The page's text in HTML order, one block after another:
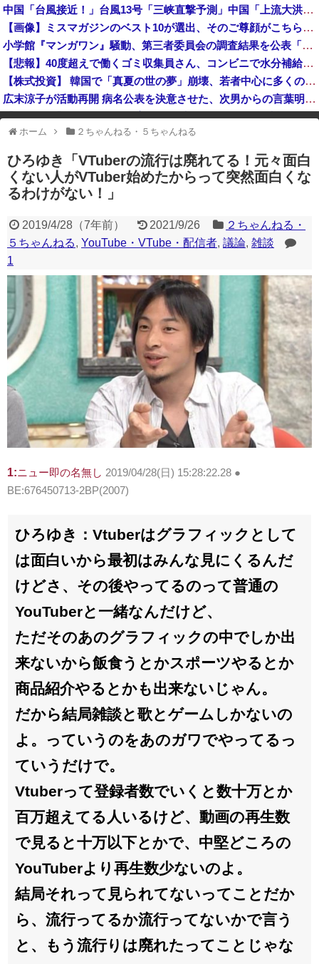
中国「台風接近！」台風13号「三峡直撃予測」中国「上流大洪水！（三峡上流」中国都市「8/5の映像（動画」三峡ダム「緊急放流（決壊危機」中国「下流大水害（震え声」→
【画像】ミスマガジンのベスト10が選出、そのご尊顔がこちらｗｗｗｗｗｗ
小学館『マンガワン』騒動、第三者委員会の調査結果を公表「今後、倫理的に許容することができないと判断した作家は使わない」
【悲報】40度超えで働くゴミ収集員さん、コンビニで水分補給しただけで市民からブチギレられてしまう
【株式投資】 韓国で「真夏の世の夢」崩壊、若者中心に多くの人が「人生オワタ」―中国メディア
広末涼子が活動再開 病名公表を決意させた、次男からの言葉明かす
【金利上昇】 年24万円負担増 30代住宅ローンで、内閣府試算
一部のコンテンツが表示されなくなったり、サイト全体のレイアウトが崩れ
たりする場合があります。
ホーム ２ちゃんねる・５ちゃんねる
ひろゆき「VTuberの流行は廃れてる！元々面白
くない人がVTuber始めたからって突然面白くな
るわけがない！」
2019/4/28（7年前） 2021/9/26
２ちゃんねる・
５ちゃんねる, YouTube・VTube・配信者, 議論, 雑談
1
1:ニュー即の名無し 2019/04/28(日) 15:28:22.28 ●
BE:676450713-2BP(2007)
ひろゆき：Vtuberはグラフィックとして
は面白いから最初はみんな見にくるんだ
けどさ、その後やってるのって普通の
YouTuberと一緒なんだけど、
ただそのあのグラフィックの中でしか出
来ないから飯食うとかスポーツやるとか
商品紹介やるとかも出来ないじゃん。
だから結局雑談と歌とゲームしかないの
よ。っていうのをあのガワでやってるっ
ていうだけで。
Vtuberって登録者数でいくと数十万とか
百万超えてる人いるけど、動画の再生数
で見ると十万以下とかで、中堅どころの
YouTuberより再生数少ないのよ。
結局それって見られてないってことだか
ら、流行ってるか流行ってないかで言う
と、もう流行りは廃れたってことじゃな